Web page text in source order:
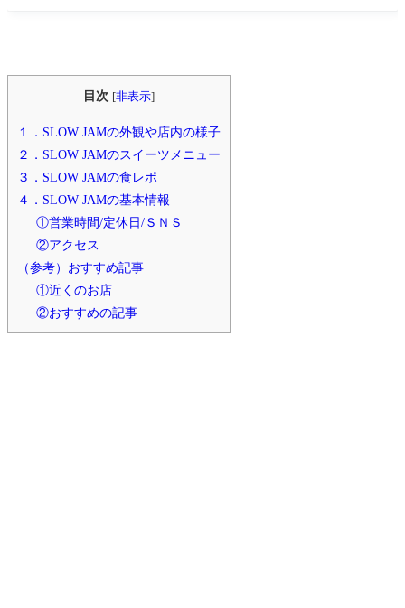
目次 [非表示]
１．SLOW JAMの外観や店内の様子
２．SLOW JAMのスイーツメニュー
３．SLOW JAMの食レポ
４．SLOW JAMの基本情報
①営業時間/定休日/ＳＮＳ
②アクセス
（参考）おすすめ記事
①近くのお店
②おすすめの記事